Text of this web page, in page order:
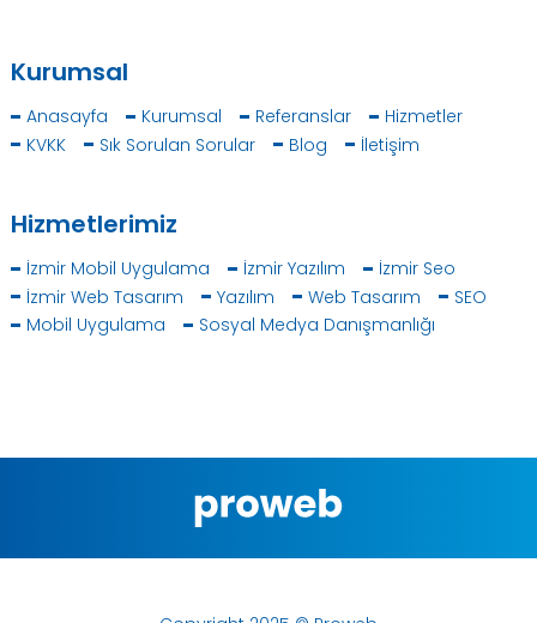
Kurumsal
Anasayfa Kurumsal Referanslar
Hizmetler
KVKK
Sık Sorulan Sorular Blog İletişim
Hizmetlerimiz
İzmir Mobil Uygulama İzmir Yazılım
İzmir Seo
İzmir Web Tasarım
Yazılım Web Tasarım
SEO
Mobil Uygulama
Sosyal Medya Danışmanlığı